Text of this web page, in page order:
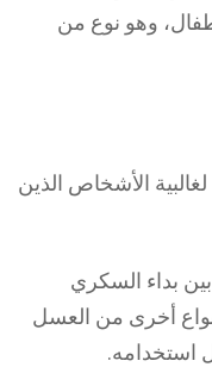
وهو نوع من
الأشخاص الذين
بداء السكري
أخرى من العسل
استخدامه.